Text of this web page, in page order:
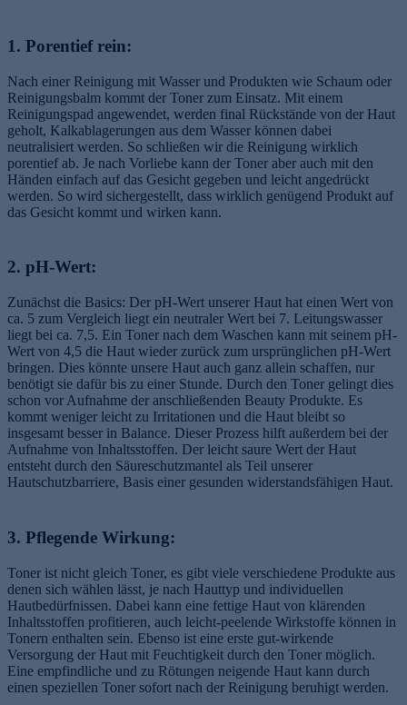
1. Porentief rein:
Nach einer Reinigung mit Wasser und Produkten wie Schaum oder
Reinigungsbalm kommt der Toner zum Einsatz. Mit einem
Reinigungspad angewendet, werden final Rückstände von der Haut
geholt, Kalkablagerungen aus dem Wasser können dabei
neutralisiert werden. So schließen wir die Reinigung wirklich
porentief ab. Je nach Vorliebe kann der Toner aber auch mit den
Händen einfach auf das Gesicht gegeben und leicht angedrückt
werden. So wird sichergestellt, dass wirklich genügend Produkt auf
das Gesicht kommt und wirken kann.
2. pH-Wert:
Zunächst die Basics: Der pH-Wert unserer Haut hat einen Wert von
ca. 5 zum Vergleich liegt ein neutraler Wert bei 7. Leitungswasser
liegt bei ca. 7,5. Ein Toner nach dem Waschen kann mit seinem pH-
Wert von 4,5 die Haut wieder zurück zum ursprünglichen pH-Wert
bringen. Dies könnte unsere Haut auch ganz allein schaffen, nur
benötigt sie dafür bis zu einer Stunde. Durch den Toner gelingt dies
schon vor Aufnahme der anschließenden Beauty Produkte. Es
kommt weniger leicht zu Irritationen und die Haut bleibt so
insgesamt besser in Balance. Dieser Prozess hilft außerdem bei der
Aufnahme von Inhaltsstoffen. Der leicht saure Wert der Haut
entsteht durch den Säureschutzmantel als Teil unserer
Hautschutzbarriere, Basis einer gesunden widerstandsfähigen Haut.
3. Pflegende Wirkung:
Toner ist nicht gleich Toner, es gibt viele verschiedene Produkte aus
denen sich wählen lässt, je nach Hauttyp und individuellen
Hautbedürfnissen. Dabei kann eine fettige Haut von klärenden
Inhaltsstoffen profitieren, auch leicht-peelende Wirkstoffe können in
Tonern enthalten sein. Ebenso ist eine erste gut-wirkende
Versorgung der Haut mit Feuchtigkeit durch den Toner möglich.
Eine empfindliche und zu Rötungen neigende Haut kann durch
einen speziellen Toner sofort nach der Reinigung beruhigt werden.